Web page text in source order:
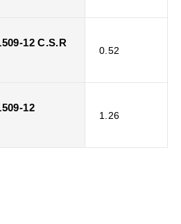
12 C.S.R
0.52
12
1.26